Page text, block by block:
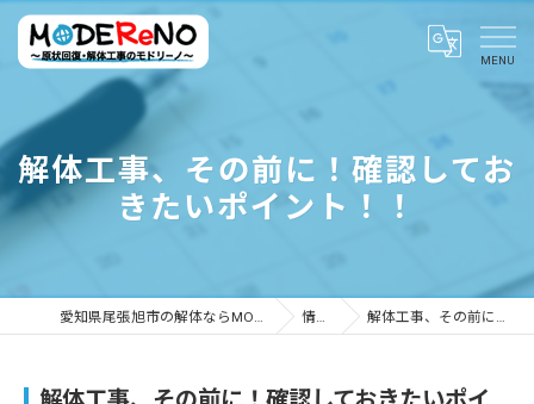
解体工事、その前に！確認してお
きたいポイント！！
愛知県尾張旭市の解体ならMODEReNO ～原状回復・解体工事のモドリーノ～ 情報ブログ 解体工事、その前に！確認しておきたいポイント！！